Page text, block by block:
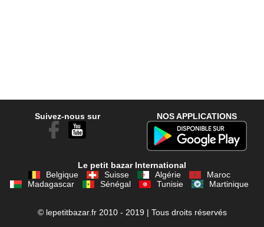
Suivez-nous sur NOS APPLICATIONS
Le petit bazar International
Belgique
Suisse Algérie
Maroc
Madagascar
Sénégal Tunisie Martinique
© lepetitbazar.fr 2010 - 2019 | Tous droits réservés